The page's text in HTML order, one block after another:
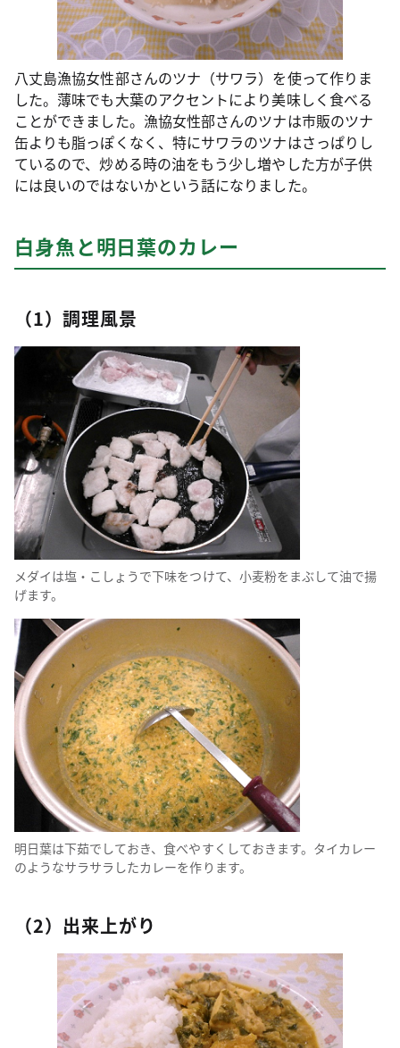
八丈島漁協女性部さんのツナ（サワラ）を使って作りま
した。薄味でも大葉のアクセントにより美味しく食べる
ことができました。漁協女性部さんのツナは市販のツナ
缶よりも脂っぽくなく、特にサワラのツナはさっぱりし
ているので、炒める時の油をもう少し増やした方が子供
には良いのではないかという話になりました。
白身魚と明日葉のカレー
（1）調理風景
メダイは塩・こしょうで下味をつけて、小麦粉をまぶして油で揚
げます。
明日葉は下茹でしておき、食べやすくしておきます。タイカレー
のようなサラサラしたカレーを作ります。
（2）出来上がり